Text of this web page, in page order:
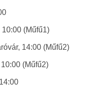
(Műfű1)
14:00 (Műfű2)
(Műfű2)